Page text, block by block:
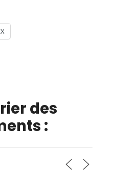
X
des
: